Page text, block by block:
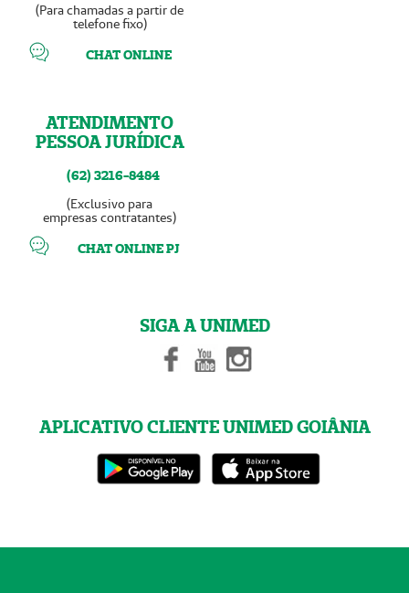
(Para chamadas a partir de
telefone fixo)
CHAT ONLINE
ATENDIMENTO
PESSOA JURÍDICA
(62) 3216-8484
(Exclusivo para
empresas contratantes)
CHAT ONLINE PJ
SIGA A UNIMED
APLICATIVO CLIENTE UNIMED GOIÂNIA